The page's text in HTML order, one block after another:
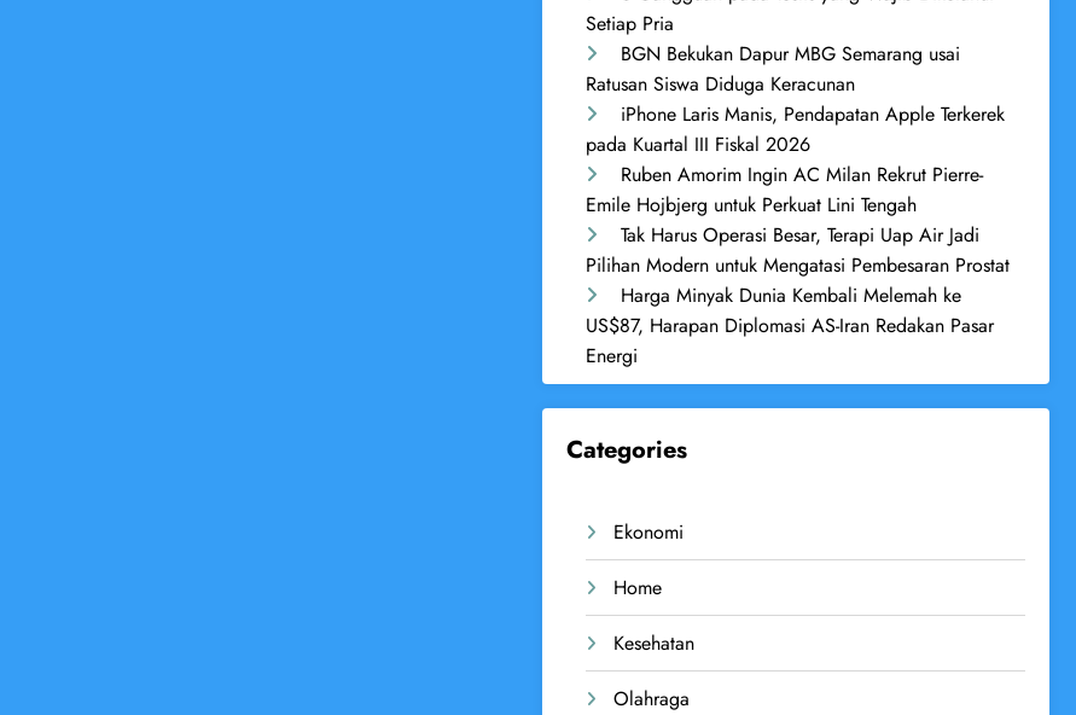
Setiap Pria
BGN Bekukan Dapur MBG Semarang usai
Ratusan Siswa Diduga Keracunan
iPhone Laris Manis, Pendapatan Apple Terkerek
pada Kuartal III Fiskal 2026
Ruben Amorim Ingin AC Milan Rekrut Pierre-
Emile Hojbjerg untuk Perkuat Lini Tengah
Tak Harus Operasi Besar, Terapi Uap Air Jadi
Pilihan Modern untuk Mengatasi Pembesaran Prostat
Harga Minyak Dunia Kembali Melemah ke
US$87, Harapan Diplomasi AS-Iran Redakan Pasar
Energi
Categories
Ekonomi
Home
Kesehatan
Olahraga